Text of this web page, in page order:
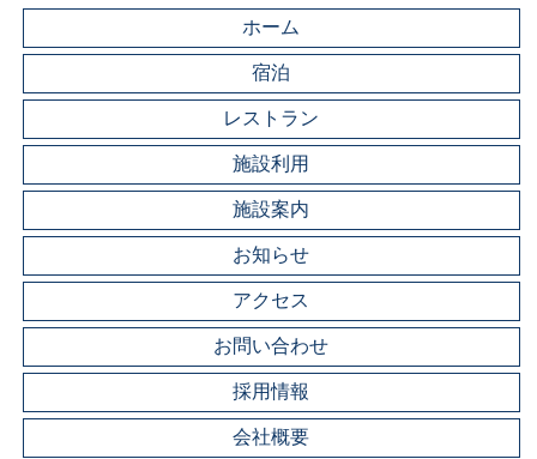
ホーム
宿泊
レストラン
施設利用
施設案内
お知らせ
アクセス
お問い合わせ
採用情報
会社概要